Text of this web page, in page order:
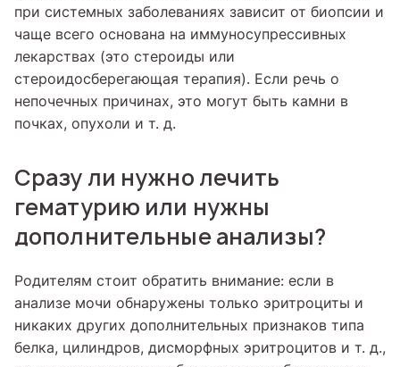
при системных заболеваниях зависит от биопсии и
чаще всего основана на иммуносупрессивных
лекарствах (это стероиды или
стероидосберегающая терапия). Если речь о
непочечных причинах, это могут быть камни в
почках, опухоли и т. д.
Сразу ли нужно лечить
гематурию или нужны
дополнительные анализы?
Родителям стоит обратить внимание: если в
анализе мочи обнаружены только эритроциты и
никаких других дополнительных признаков типа
белка, цилиндров, дисморфных эритроцитов и т. д.,